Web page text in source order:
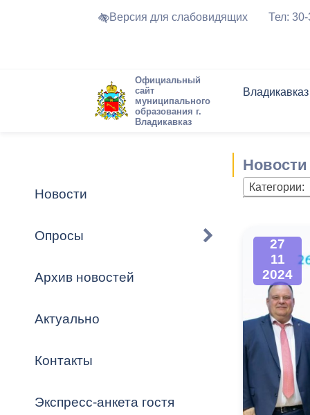
Версия для слабовидящих Тел:
Официальный
сайт
муниципального
образования г.
Владикавказ
Владикавказ
Устав города
Города-
городского
Владикавказ
Торги и
Формы
ОРВ и
Оценка
местного
Обратная
Комиссии
График
Новостная
Актуально
Новости
Опросы
Архив новостей
Актуально
Контакты
Экспресс-анкета гостя
Новости
Категории:
27
11
2024